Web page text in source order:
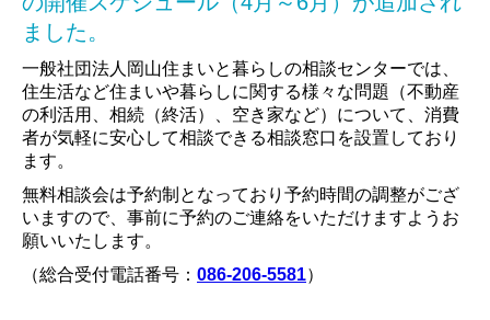
ました。
一般社団法人岡山住まいと暮らしの相談センターでは、
住生活など住まいや暮らしに関する様々な問題（不動産
の利活用、相続（終活）、空き家など）について、消費
者が気軽に安心して相談できる相談窓口を設置しており
ます。
無料相談会は予約制となっており予約時間の調整がござ
いますので、事前に予約のご連絡をいただけますようお
願いいたします。
（総合受付電話番号： 086-206-5581）